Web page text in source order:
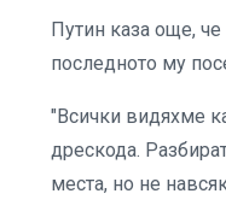
Путин каза още,
последното му
"Всички видяхме
дрескода.
места, но не